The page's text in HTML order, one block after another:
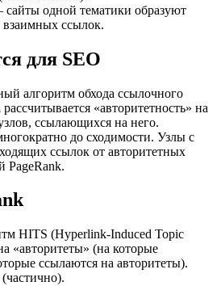
одной тематики образуют
ссылок.
для SEO
алгоритм обхода ссылочного
«авторитетность» на
ссылающихся на него.
до сходимости. Узлы с
ссылок от авторитетных
PageRank.
HITS (Hyperlink-Induced Topic
«авторитеты» (на которые
ссылаются на авторитеты).